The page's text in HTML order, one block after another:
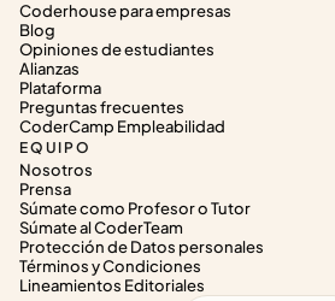
Coderhouse para empresas
Blog
Opiniones de estudiantes
Alianzas
Plataforma
Preguntas frecuentes
CoderCamp Empleabilidad
EQUIPO
Nosotros
Prensa
Súmate como Profesor o Tutor
Súmate al CoderTeam
Protección de Datos personales
Términos y Condiciones
Lineamientos Editoriales